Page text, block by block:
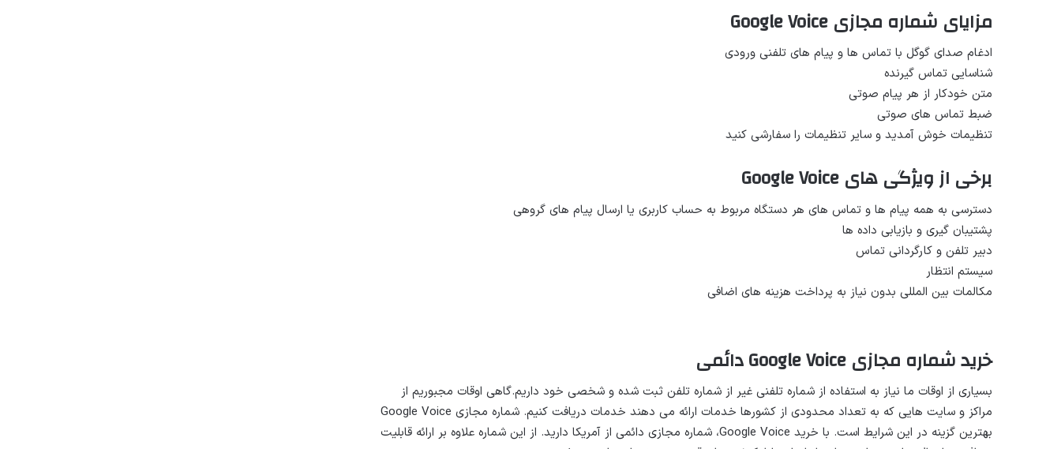
مزایای شماره مجازی Google Voice
ادغام صدای گوگل با تماس ها و پیام های تلفنی ورودی
شناسایی تماس گیرنده
متن خودکار از هر پیام صوتی
ضبط تماس های صوتی
تنظیمات خوش آمدید و سایر تنظیمات را سفارشی کنید
برخی از ویژگی های Google Voice
دسترسی به همه پیام ها و تماس های هر دستگاه مربوط به حساب کاربری یا ارسال پیام های گروهی
پشتیبان گیری و بازیابی داده ها
دبیر تلفن و کارگردانی تماس
سیستم انتظار
مکالمات بین المللی بدون نیاز به پرداخت هزینه های اضافی
خرید شماره مجازی Google Voice دائمی
بسیاری از اوقات ما نیاز به استفاده از شماره تلفنی غیر از شماره تلفن ثبت شده و شخصی خود داریم.گاهی اوقات مجبوریم از
مراکز و سایت هایی که به تعداد محدودی از کشورها خدمات ارائه می دهند خدمات دریافت کنیم. شماره مجازی Google Voice
بهترین گزینه در این شرایط است. با خرید Google Voice، شماره مجازی دائمی از آمریکا دارید. از این شماره علاوه بر ارائه قابلیت